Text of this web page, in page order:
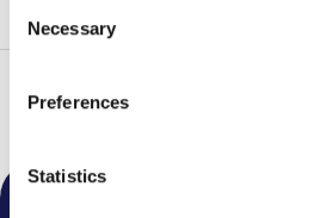
well as other information collected
Selection
Necessary
Preferences
Statistics
トップ
羽田
DUTY FREE SOUVENIR店における一部製品